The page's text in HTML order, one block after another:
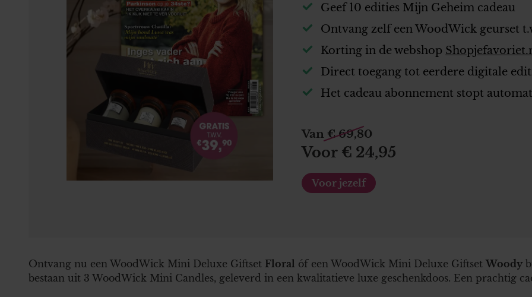
Geef 10 edities Mijn Geheim cadeau
Ontvang zelf een WoodWick geurset
Korting in de webshop
Direct toegang tot eerdere digitale
Het cadeau abonnement stopt
Van € 69,80
Voor € 24,95
Voor jezelf
Ontvang nu een WoodWick Mini Deluxe Giftset Floral óf een WoodWick Mini Deluxe GiftsetWoody
bestaan uit 3 WoodWick Mini Candles, geleverd in een kwalitatieve luxe geschenkdoos. Een prachtig